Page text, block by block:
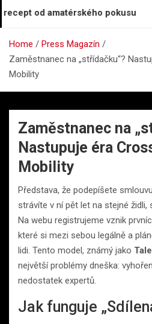
od amatérského pokusu
Home
Press Magazín
Zaměstnanec na „střídačku“?
Mobility
Zaměstnanec na
Nastupuje éra
Mobility
Představa, že podepíšete
strávíte v ní pět let na stejné židli,
Na webu registrujeme vznik
které si mezi sebou legálně a
lidi. Tento model, známý jako
největší problémy dneška:
nedostatek expertů.
Jak funguje